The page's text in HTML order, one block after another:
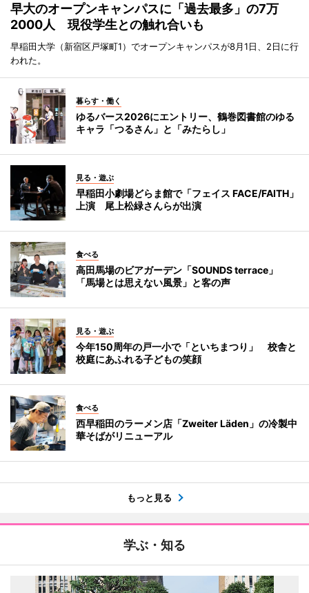
早大のオープンキャンパスに「過去最多」の7万
2000人 現役学生との触れ合いも
早稲田大学（新宿区戸塚町1）でオープンキャンパスが8月1日、2日に行
われた。
暮らす・働く
ゆるバース2026にエントリー、鶴巻図書館のゆる
キャラ「つるさん」と「みたらし」
見る・遊ぶ
早稲田小劇場どらま館で「フェイス FACE/FAITH」
上演 尾上松緑さんらが出演
食べる
高田馬場のビアガーデン「SOUNDS terrace」
「馬場とは思えない風景」と客の声
見る・遊ぶ
今年150周年の戸一小で「といちまつり」 校舎と
校庭にあふれる子どもの笑顔
食べる
西早稲田のラーメン店「Zweiter Läden」の冷製中
華そばがリニューアル
もっと見る
学ぶ・知る